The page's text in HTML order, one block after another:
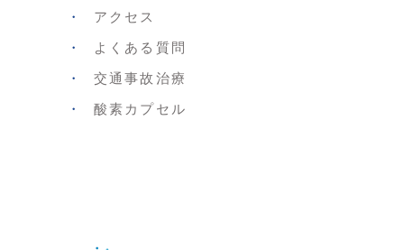
アクセス
よくある質問
交通事故治療
酸素カプセル